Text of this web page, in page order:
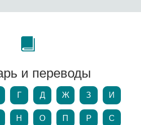
и переводы
Г Д Ж З И
Н О П Р С